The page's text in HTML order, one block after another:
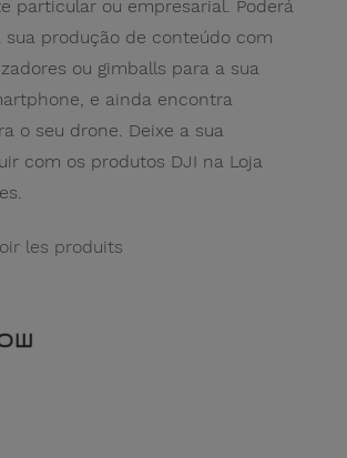
particular ou empresarial. Poderá
sua produção de conteúdo com
ou gimballs para a sua
e ainda encontra
o seu drone. Deixe a sua
com os produtos DJI na Loja
les produits